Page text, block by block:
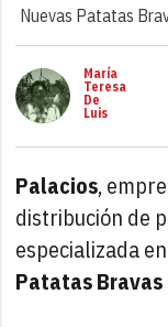
Nuevas Patatas
María
Teresa
De
Luis
Palacios,
distribución de
especializada
Patatas